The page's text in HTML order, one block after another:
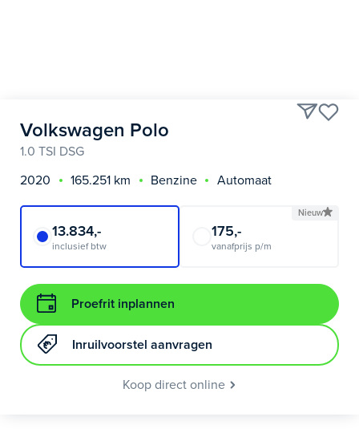
Volkswagen Polo
1.0 TSI DSG
2020
165.251 km Benzine Automaat
13.834,-
inclusief btw
Nieuw
175,-
vanafprijs p/m
Proefrit inplannen
Inruilvoorstel aanvragen
Koop direct online